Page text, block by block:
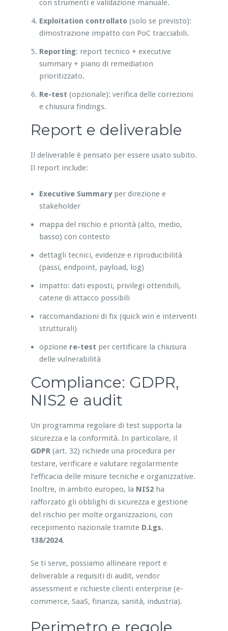
con strumenti e validazione manuale.
Exploitation controllato(solo se previsto):
dimostrazione impatto con PoC tracciabili.
Reporting: report tecnico + executive
summary + piano di remediation
prioritizzato.
Re-test (opzionale): verifica delle correzioni
e chiusura findings.
Report e deliverable
Il deliverable è pensato per essere usato subito.
Il report include:
Executive Summaryper direzione e
stakeholder
mappa del rischio e priorità (alto, medio,
basso) con contesto
dettagli tecnici, evidenze e riproducibilità
(passi, endpoint, payload, log)
impatto: dati esposti, privilegi ottenibili,
catene di attacco possibili
raccomandazioni di fix (quick win e interventi
strutturali)
opzione re-test per certificare la chiusura
delle vulnerabilità
Compliance: GDPR,
NIS2 e audit
Un programma regolare di test supporta la
sicurezza e la conformità. In particolare, il
GDPR(art. 32) richiede una procedura per
testare, verificare e valutare regolarmente
l’efficacia delle misure tecniche e organizzative.
Inoltre, in ambito europeo, la NIS2ha
rafforzato gli obblighi di sicurezza e gestione
del rischio per molte organizzazioni, con
recepimento nazionale tramite D.Lgs.
138/2024.
Se ti serve, possiamo allineare report e
deliverable a requisiti di audit, vendor
assessment e richieste clienti enterprise (e-
commerce, SaaS, finanza, sanità, industria).
Perimetro e regole